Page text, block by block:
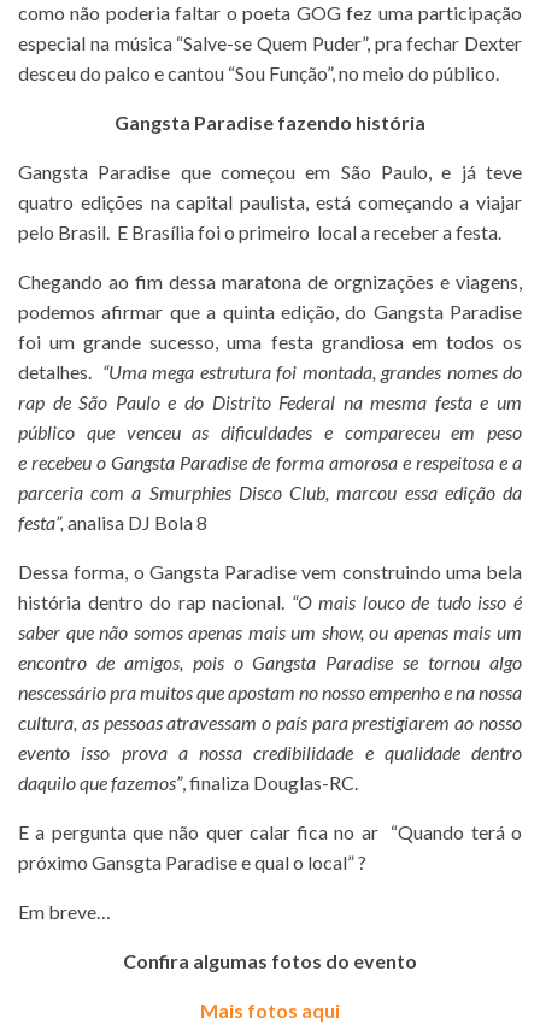
como não poderia faltar o poeta GOG fez uma participação
especial na música “Salve-se Quem Puder”, pra fechar Dexter
desceu do palco e cantou “Sou Função”, no meio do público.
Gangsta Paradise fazendo história
Gangsta Paradise que começou em São Paulo, e já teve
quatro edições na capital paulista, está começando a viajar
pelo Brasil. E Brasília foi o primeiro local a receber a festa.
Chegando ao fim dessa maratona de orgnizações e viagens,
podemos afirmar que a quinta edição, do Gangsta Paradise
foi um grande sucesso, uma festa grandiosa em todos os
detalhes. “Uma mega estrutura foi montada, grandes nomes do
rap de São Paulo e do Distrito Federal na mesma festa e um
público que venceu as dificuldades e compareceu em peso
e recebeu o Gangsta Paradise de forma amorosa e respeitosa e a
parceria com a Smurphies Disco Club, marcou essa edição da
festa”, analisa DJ Bola 8
Dessa forma, o Gangsta Paradise vem construindo uma bela
história dentro do rap nacional. “O mais louco de tudo isso é
saber que não somos apenas mais um show, ou apenas mais um
encontro de amigos, pois o Gangsta Paradise se tornou algo
nescessário pra muitos que apostam no nosso empenho e na nossa
cultura, as pessoas atravessam o país para prestigiarem ao nosso
evento isso prova a nossa credibilidade e qualidade dentro
daquilo que fazemos”, finaliza Douglas-RC.
E a pergunta que não quer calar fica no ar “Quando terá o
próximo Gansgta Paradise e qual o local” ?
Em breve…
Confira algumas fotos do evento
Mais fotos aqui